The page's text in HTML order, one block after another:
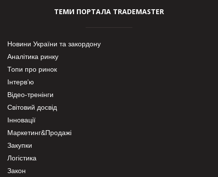
ТЕМИ ПОРТАЛА TRADEMASTER
Новини України та закордону
Аналітика ринку
Топи про ринок
Інтерв’ю
Відео-тренінги
Світовий досвід
Інновації
Маркетинг&Продажі
Закупки
Логістика
Закон